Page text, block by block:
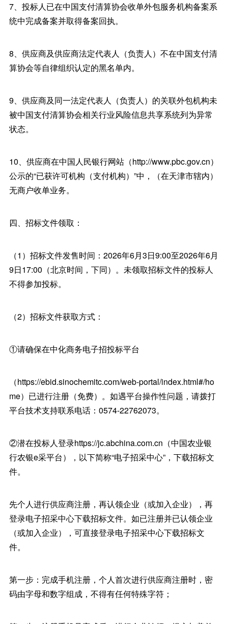
7、投标人已在中国支付清算协会收单外包服务机构备案系
统中完成备案并取得备案回执。
8、供应商及供应商法定代表人（负责人）不在中国支付清
算协会等自律组织认定的黑名单内。
9、供应商及同一法定代表人（负责人）的关联外包机构未
被中国支付清算协会相关行业风险信息共享系统列为异常
状态。
10、供应商在中国人民银行网站（http://www.pbc.gov.cn）
公示的“已获许可机构（支付机构）”中，（在天津市辖内）
无商户收单业务。
四、招标文件领取：
（1）招标文件发售时间：2026年6月3日9:00至2026年6月
9日17:00（北京时间，下同）。未领取招标文件的投标人
不得参加投标。
（2）招标文件获取方式：
①请确保在中化商务电子招投标平台
（https://ebid.sinochemitc.com/web-portal/index.html#/ho
me）已进行注册（免费）。如遇平台操作性问题，请拨打
平台技术支持联系电话：0574-22762073。
②潜在投标人登录https://jc.abchina.com.cn（中国农业银
行农银e采平台），以下简称“电子招采中心”，下载招标文
件。
先个人进行供应商注册，再认领企业（或加入企业），再
登录电子招采中心下载招标文件。如已注册并已认领企业
（或加入企业），可直接登录电子招采中心下载招标文
件。
第一步：完成手机注册，个人首次进行供应商注册时，密
码由字母和数字组成，不得有任何特殊字符；